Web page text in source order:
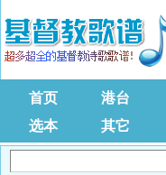
首页 港台
选本
其它